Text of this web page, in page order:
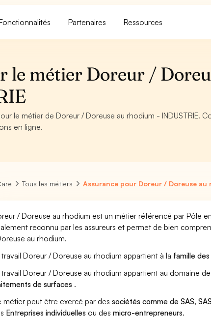
Partenaires Ressources
le métier Doreur /
le métier de Doreur / Doreuse au rhodium - INDUSTRIE.
en ligne.
Tous les métiers Assurance pour Doreur / Doreuse au
/ Doreuse au rhodium est un métier référencé par Pôle
reconnu par les assureurs et permet de bien
au rhodium.
travail Doreur / Doreuse au rhodium appartient à la famille
travail Doreur / Doreuse au rhodium appartient au domaine
de surfaces .
métier peut être exercé par dessociétés comme de SAS,
Entreprises individuelles ou desmicro-entrepreneurs.